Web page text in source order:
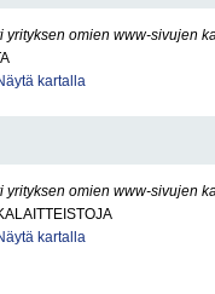
yrityksen omien www-sivujen
kartalla
yrityksen omien www-sivujen
kartalla